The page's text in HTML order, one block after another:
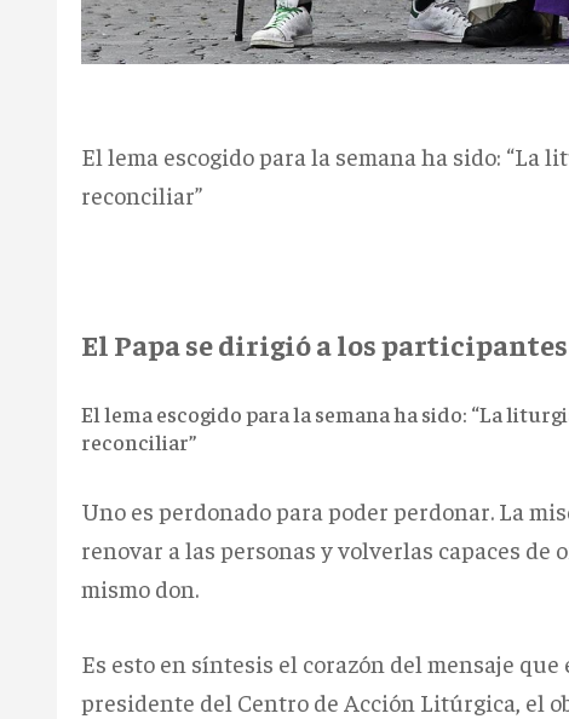
El lema escogido para la semana ha sido:
reconciliar”
El Papa se dirigió a los
El lema escogido para la semana ha sido: “La
reconciliar”
Uno es perdonado para poder perdonar. La
renovar a las personas y volverlas capaces
mismo don.
Es esto en síntesis el corazón del mensaje
presidente del Centro de Acción Litúrgica, el